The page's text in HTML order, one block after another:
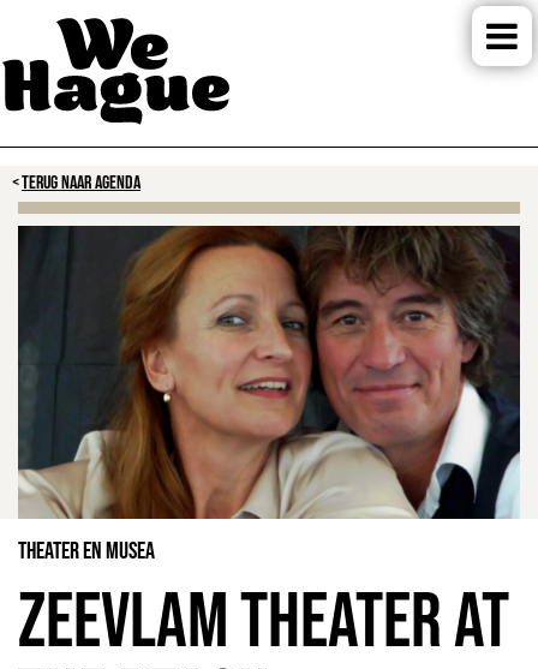
TERUG NAAR AGENDA
Theater en Musea
Zeevlam Theater At